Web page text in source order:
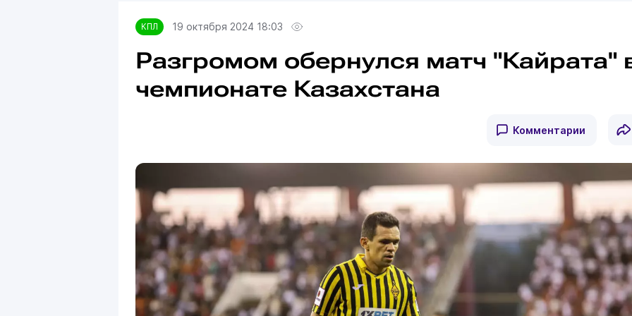
КПЛ 19 октября 2024 18:03
Разгромом обернулся матч "Кайрата"
чемпионате Казахстана
Комментарии